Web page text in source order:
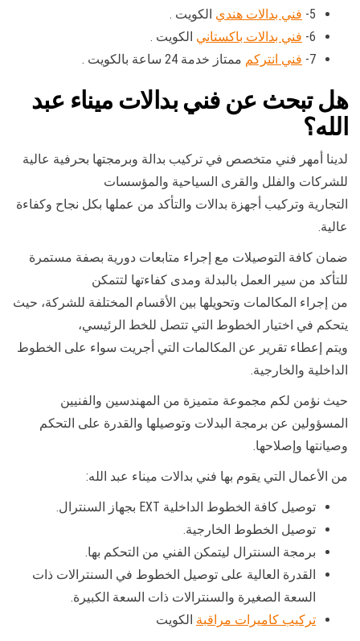
5- فني بدالات هندي الكويت .
6- فني بدالات باكستاني الكويت .
7- فني انتركم ممتاز خدمة 24 ساعة بالكويت .
هل تبحث عن فني بدالات ميناء عبد
الله؟
لدينا أمهر فني متخصص في تركيب بدالة وبرمجتها بحرفية عالية
للشركات والفلل والقرى السياحية والمؤسسات
التجارية وتركيب أجهزة بدالات والتأكد من عملها بكل نجاح وكفاءة
عالية.
ضمان كافة التوصيلات مع إجراء متابعات دورية بصفة مستمرة
للتأكد من سير العمل بالبدلة ومدى كفاءتها لتتمكن
من إجراء المكالمات وتحويلها بين الأقسام المختلفة للشركة، حيث
يتحكم في اختيار الخطوط التي تتصل للخط الرئيسي،
ويتم إعطاء تقرير عن المكالمات التي أجريت سواء على الخطوط
الداخلية والخارجية.
حيث نؤمن لكم مجموعة متميزة من المهندسين والفنيين
المسؤولين عن برمجة البدلات وتوصيلها والقدرة على التحكم
وصيانتها وإصلاحها.
من الأعمال التي يقوم بها فني بدالات ميناء عبد الله:
توصيل كافة الخطوط الداخلية EXT بجهاز السنترال.
توصيل الخطوط الخارجية.
برمجة السنترال ليتمكن الفني من التحكم بها.
القدرة العالية على توصيل الخطوط في السنترالات ذات
السعة الصغيرة والسنترالات ذات السعة الكبيرة.
تركيب كاميرات مراقبة الكويت